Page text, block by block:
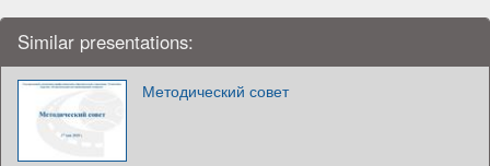
Similar presentations:
Методический совет